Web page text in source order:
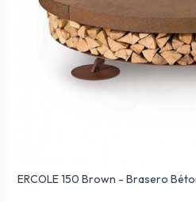
ERCOLE 150 Brown - Brasero